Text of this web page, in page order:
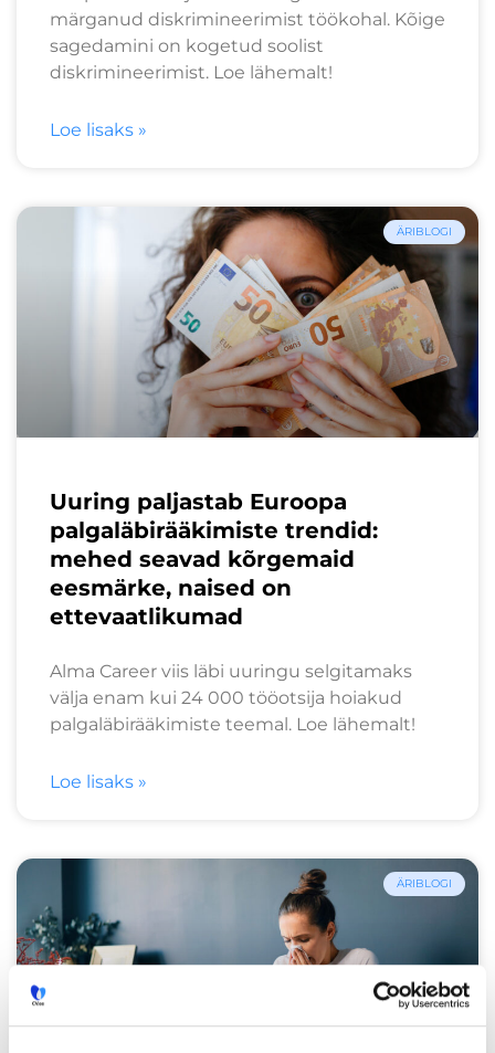
märganud diskrimineerimist töökohal. Kõige
sagedamini on kogetud soolist
diskrimineerimist. Loe lähemalt!
Loe lisaks »
ÄRIBLOGI
Uuring paljastab Euroopa
palgaläbirääkimiste trendid:
mehed seavad kõrgemaid
eesmärke, naised on
ettevaatlikumad
Alma Career viis läbi uuringu selgitamaks
välja enam kui 24 000 tööotsija hoiakud
palgaläbirääkimiste teemal. Loe lähemalt!
Loe lisaks »
ÄRIBLOGI